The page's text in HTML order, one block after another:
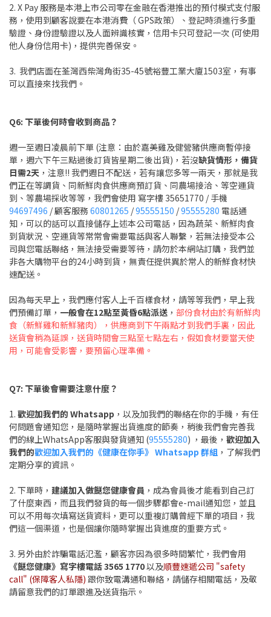
2. X Pay 服務是本港上市公司零在金融在香港推出的預付模式支付服
務，使用到顧客說要在本港消費（ GPS政策）、登記時須進行多重
驗證、身份證驗證以及人面辨識核實，信用卡只可登記一次 (可使用
他人身份信用卡)，提供完善保安。
3. 我們店面在荃灣西柴灣角街35-45號裕豐工業大廈1503室，有事
可以直接來找我們。
Q6: 下單後何時會收到商品？
週一至週日凌晨前下單 (注意：由於嘉美雞及健營豬供應商暫停接
單，週六下午三點過後訂貨皆星期二後出貨)，若沒缺貨情形，備貨
日需2天 ，注意!! 我們週日不配送，若有讓您多等一兩天，那就是我
們正在等調貨、同新鮮肉食供應商預訂貨、同農場接洽、等空運貨
到、等農場採收等等，我們會使用 寫字樓 35651770 / 手機
94697496 / 顧客服務 60801265 /95555150 /95555280 電話通
知，可以的話可以直接儲存上述本公司電話，因為蔬菜、新鮮肉食
到貨狀況、空運貨等常常會需要電話與客人聯繫，若無法接受本公
司與您電話聯絡，無法接受需要等待，請勿於本網站訂購，我們並
非各大購物平台的24小時到貨，無責任提供異於常人的新鮮食材快
速配送。
因為每天早上，我們應付客人上千百樣食材，請等等我們，早上我
們預備訂單， 一般會在12點至黃昏6點派送 ， 部份食材由於有新鮮肉
食（新鮮雞和新鮮豬肉），供應商到下午兩點才到我們手裏，因此
送貨會稍為延誤，送貨時間會三點至七點左右，假如食材要當天使
用，可能會受影響，要預留心理準備。
Q7: 下單後會需要注意什麼？
1. 歡迎加我們的 Whatsapp ，以及加我們的聯絡在你的手機，有任
何問題會通知您，是隨時掌握出貨進度的節奏，稍後我們會完善我
們的線上WhatsApp客服與發貨通知 (95555280) ，最後， 歡迎加入
我們的歡迎加入我們的《健康在你手》 Whatsapp 群組 ，了解我們
定期分享的資訊。
2. 下單時， 建議加入做餸您健康會員 ，成為會員後才能看到自己訂
了什麼東西，而且我們發貨的每一個步驟都會e-mail通知您，並且
可以不用每次填寫送貨資料，更可以重複訂購曾經下單的項目，我
們這一個渠道，也是個讓你隨時掌握出貨進度的重要方式。
3. 另外由於詐騙電話氾濫，顧客亦因為很多時間繁忙，我們會用
《餸您健康》寫字樓電話 3565 1770以及順豐速遞公司 "safety
call" (保障客人私隱) 跟你致電溝通和聯絡，請儲存相關電話，及敬
請留意我們的訂單跟進及送貨指示。